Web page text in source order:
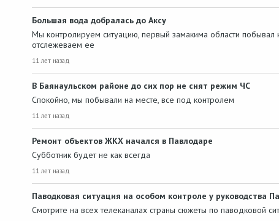
Большая вода добралась до Аксу
Мы контролируем ситуацию, первый замакима области побывал
отслежеваем ее
11 лет назад
В Баянаульском районе до сих пор не снят режим ЧС
Спокойно, мы побывали на месте, все под контролем
11 лет назад
Ремонт объектов ЖКХ начался в Павлодаре
Субботник будет не как всегда
11 лет назад
Паводковая ситуация на особом контроле у руководства
Смотрите на всех телеканалах страны сюжеты по паводковой